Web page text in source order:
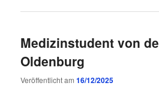
Medizinstudent von
Oldenburg
Veröffentlicht am16/12/2025